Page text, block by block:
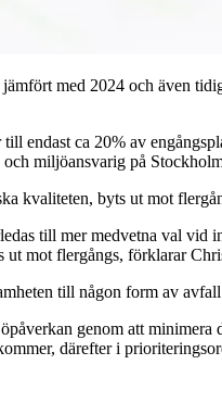
med 2024 och även
endast ca 20% av
miljöansvarig på
kvaliteten, byts ut mot
till mer medvetna val
ut mot flergångs, förklarar
till någon form av
genom att
därefter i